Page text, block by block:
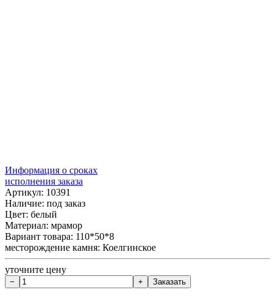
Информация о сроках
исполнения заказа
Артикул: 10391
Наличие: под заказ
Цвет: белый
Материал: мрамор
Вариант товара: 110*50*8
месторождение камня: Коелгинское
уточните цену